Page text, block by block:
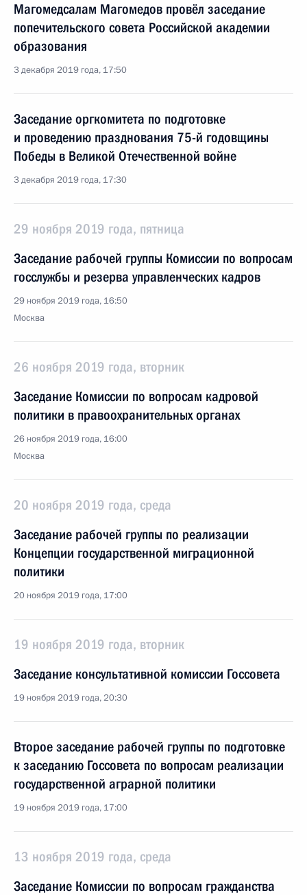
Магомедсалам Магомедов провёл заседание
попечительского совета Российской академии
образования
3 декабря 2019 года, 17:50
Заседание оргкомитета по подготовке
и проведению празднования 75-й годовщины
Победы в Великой Отечественной войне
3 декабря 2019 года, 17:30
29 ноября 2019 года, пятница
Заседание рабочей группы Комиссии по вопросам
госслужбы и резерва управленческих кадров
29 ноября 2019 года, 16:50
Москва
26 ноября 2019 года, вторник
Заседание Комиссии по вопросам кадровой
политики в правоохранительных органах
26 ноября 2019 года, 16:00
Москва
20 ноября 2019 года, среда
Заседание рабочей группы по реализации
Концепции государственной миграционной
политики
20 ноября 2019 года, 17:00
19 ноября 2019 года, вторник
Заседание консультативной комиссии Госсовета
19 ноября 2019 года, 20:30
Второе заседание рабочей группы по подготовке
к заседанию Госсовета по вопросам реализации
государственной аграрной политики
19 ноября 2019 года, 17:00
13 ноября 2019 года, среда
Заседание Комиссии по вопросам гражданства